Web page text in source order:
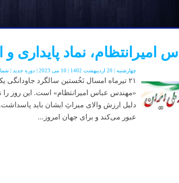
امیرانتظام، نماد پایداری
چهارشنبه | 20 اردیبهشت 1402 | 10 می 2023 | دوره جدید | شماره 48
۲۱ تیرماه امسال نَخُستین سالگرد
«مهندس عباس امیرانتظام» است. این روز را
دلیل ارزش والای میراثِ ایشان باید
عبور می‌کند و برای جهان امروز...